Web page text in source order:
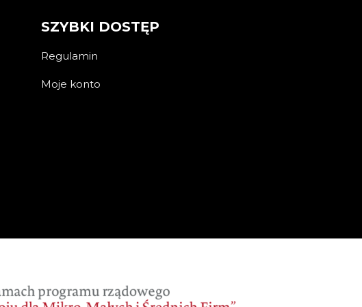
SZYBKI DOSTĘP
Regulamin
Moje konto